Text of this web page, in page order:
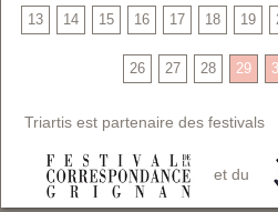
13 14 15 16 17 18 19
26 27 28 29
Triartis est partenaire des festivals
et du